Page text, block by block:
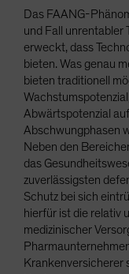
Das FAANG-
und Fall unrentabler
erweckt, dass
bieten. Was genau
bieten traditionell
Abwärtspotenzial
Abschwungphasen
Neben den
das
zuverlässigsten
Schutz bei sich
hierfür ist die relativ
medizinischer
Krankenversicherer